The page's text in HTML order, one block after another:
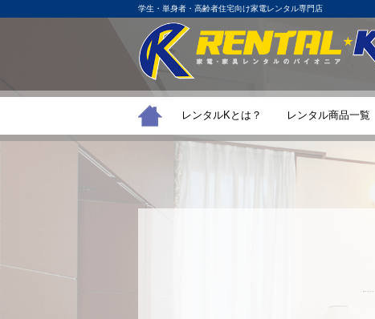
学生・単身者・高齢者住宅向け家電レンタル専門店
レンタルKとは？ レンタル商品一覧